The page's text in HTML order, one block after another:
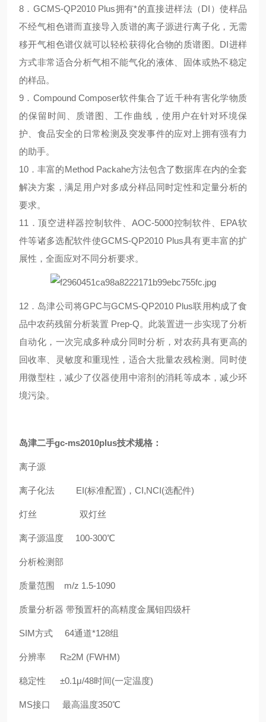
8．GCMS-QP2010 Plus拥有*的直接进样法（DI）使样品
不经气相色谱而直接导入质谱的离子源进行离子化，无需
移开气相色谱仪就可以轻松获得化合物的质谱图。DI进样
方式非常适合分析气相不能气化的液体、固体或热不稳定
的样品。
9．Compound Composer软件集合了近千种有害化学物质
的保留时间、质谱图、工作曲线，使用户在针对环境保
护、食品安全的日常检测及突发事件的应对上拥有强有力
的助手。
10．丰富的Method Packahe方法包含了数据库在内的全套
解决方案，满足用户对多成分样品同时定性和定量分析的
要求。
11．顶空进样器控制软件、AOC-5000控制软件、EPA软
件等诸多选配软件使GCMS-QP2010 Plus具有更丰富的扩
展性，全面应对不同分析要求。
12．岛津公司将GPC与GCMS-QP2010 Plus联用构成了食
品中农药残留分析装置 Prep-Q。此装置进一步实现了分析
自动化，一次完成多种成分同时分析，对农药具有更高的
回收率、灵敏度和重现性，适合大批量农残检测。同时使
用微型柱，减少了仪器使用中溶剂的消耗等成本，减少环
境污染。
岛津二手gc-ms2010plus技术规格：
离子源
离子化法 EI(标准配置)，CI,NCI(选配件)
灯丝 双灯丝
离子源温度 100-300℃
分析检测部
质量范围 m/z 1.5-1090
质量分析器 带预置杆的高精度金属钼四级杆
SIM方式 64通道*128组
分辨率 R≥2M (FWHM)
稳定性 ±0.1μ/48时间(一定温度)
MS接口 最高温度350℃